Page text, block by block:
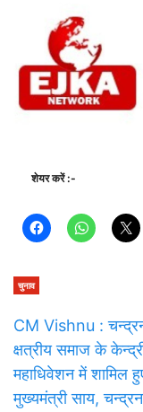
शेयर करें :-
चुनाव
CM Vishnu :
क्षत्रीय समाज के
महाधिवेशन में शामिल
मुख्यमंत्री साय,